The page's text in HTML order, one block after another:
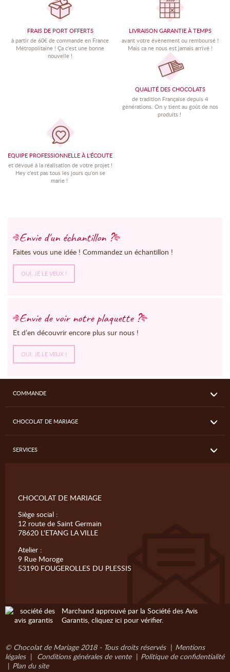
FRAIS DE PORT OFFERTS
à partir de 60€ de commande en France
Métropolitaine ! Ça c'est une bonne
nouvelle !
LIVRAISON GARANTIE À TEMPS
avant votre évènement ou remboursé !
Mais ca ne nous est jamais arrivé !
QUALITÉ DES CHOCOLATS
de tradition Française depuis 4
générations. On y tient au goût de nos
produits !
EQUIPE PROFESSIONNELLE À L'ÉCOUTE
et dévoué à la réalisation de votre projet !
Hey c'est pas tous les jours qu'on se
marie !
Envie d'un échantillon ?
Faites vous une idée ! Commandez un échantillon !
OUI, JE LE VEUX !
Envie de voir notre plaquette ?
Et d’en découvrir encore plus sur nous !
OUI, JE LE VEUX !
COMMANDE
CHOCOLAT DE MARIAGE
SERVICES
CHOCOLAT DE MARIAGE
Siège social :
12 route de Saint Germain
78620 L'ETANG LA VILLE
Atelier :
9 Rue Moroge
53190 FOUGEROLLES DU PLESSIS
Marchand approuvé par la Société des Avis
Garantis, cliquez ici pour vérifier.
© Chocolat de Mariage 2018 - Tous droits réservés | Mentions
légales | Conditions générales de vente | Politique de confidentialité
| Plan du site